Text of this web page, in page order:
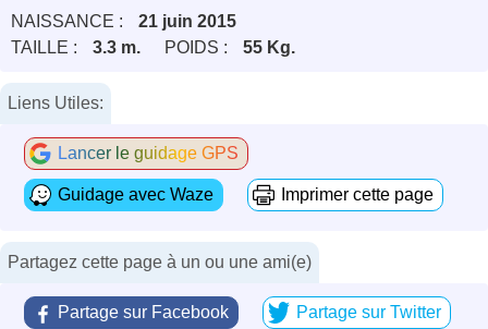
NAISSANCE :
21 juin 2015
TAILLE :
3.3 m. POIDS : 55 Kg.
Liens Utiles:
Lancer le guidage GPS
Guidage avec Waze Imprimer cette page
Partagez cette page à un ou une ami(e)
Partage sur Facebook Partage sur Twitter